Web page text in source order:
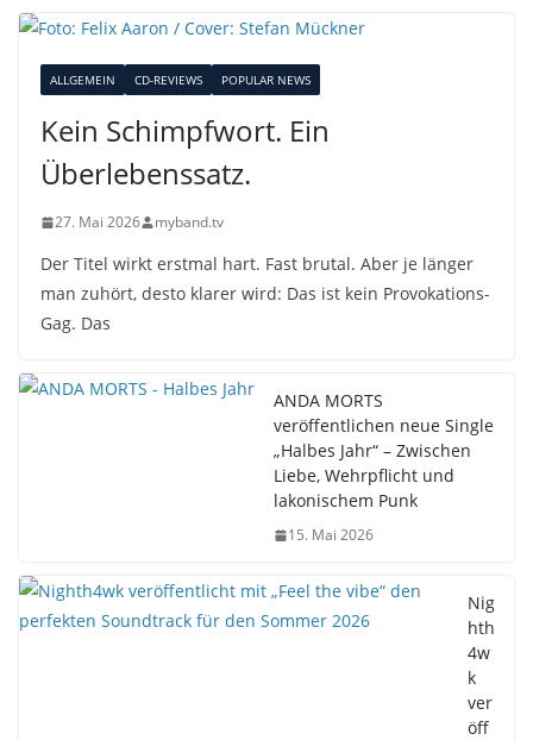
ALLGEMEIN CD-REVIEWS POPULAR NEWS
Kein Schimpfwort. Ein
Überlebenssatz.
27. Mai 2026 myband.tv
Der Titel wirkt erstmal hart. Fast brutal. Aber je länger
man zuhört, desto klarer wird: Das ist kein Provokations-
Gag. Das
ANDA MORTS
veröffentlichen neue Single
„Halbes Jahr“ – Zwischen
Liebe, Wehrpflicht und
lakonischem Punk
15. Mai 2026
Nig
hth
4w
k
ver
öff